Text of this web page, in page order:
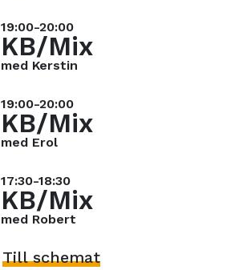
19:00-20:00
KB/Mix
med Kerstin
19:00-20:00
KB/Mix
med Erol
17:30-18:30
KB/Mix
med Robert
Till schemat